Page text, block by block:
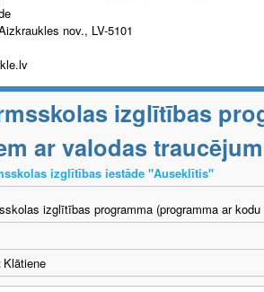
nov., LV-5101
izglītības
ar valodas
izglītības iestāde "Auseklītis"
izglītības programma (programma ar kodu
Klātiene